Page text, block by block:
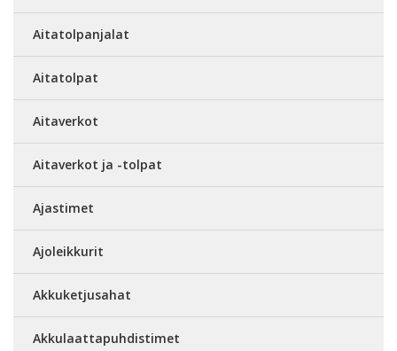
Aitatolpanjalat
Aitatolpat
Aitaverkot
Aitaverkot ja -tolpat
Ajastimet
Ajoleikkurit
Akkuketjusahat
Akkulaattapuhdistimet